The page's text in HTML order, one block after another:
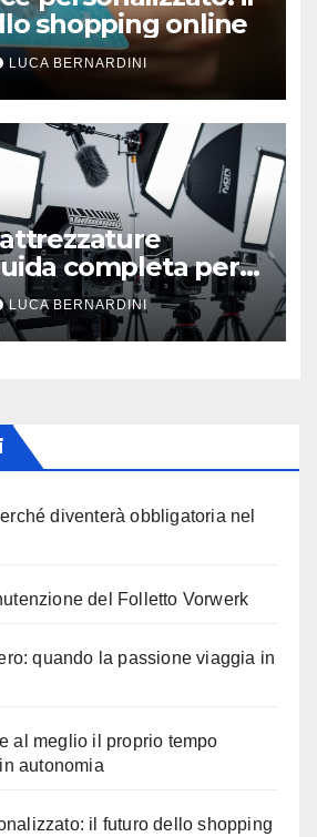
shopping online
LUCA BERNARDINI
completa per
di qualità
LUCA BERNARDINI
diventerà obbligatoria nel
del Folletto Vorwerk
quando la passione viaggia in
al meglio il proprio tempo
autonomia
il futuro dello shopping